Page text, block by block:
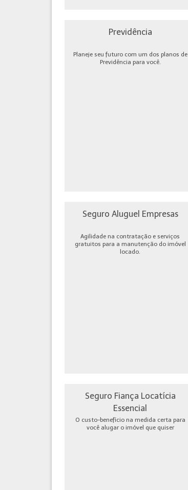
Previdência
Planeje seu futuro com um dos planos de
Previdência para você.
Seguro Aluguel Empresas
Agilidade na contratação e serviços
gratuitos para a manutenção do imóvel
locado.
Seguro Fiança Locatícia
Essencial
O custo-benefício na medida certa para
você alugar o imóvel que quiser